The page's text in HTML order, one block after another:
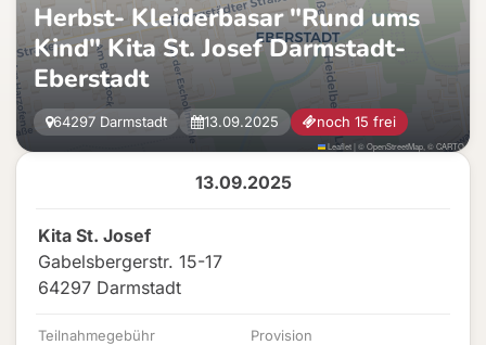
13.09.2025
Kita St. Josef
Gabelsbergerstr. 15-17
64297 Darmstadt
Teilnahmegebühr Provision
Herbst- Kleiderbasar "Rund ums
Kind" Kita St. Josef Darmstadt-
Eberstadt
64297 Darmstadt 13.09.2025 noch 15 frei
Leaflet|©OpenStreetMap , ©CARTO